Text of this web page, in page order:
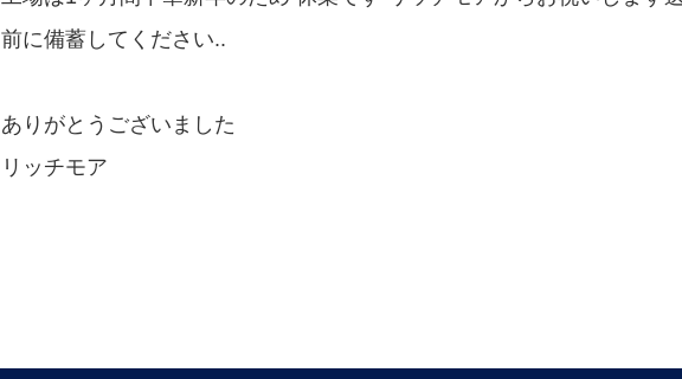
前に備蓄してください..
ありがとうございました
リッチモア